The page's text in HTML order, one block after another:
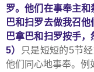
罗。他们在事奉主
巴和扫罗去做我召
巴拿巴和扫罗按手
5） 只是短短的5节
他们同心地事奉。例